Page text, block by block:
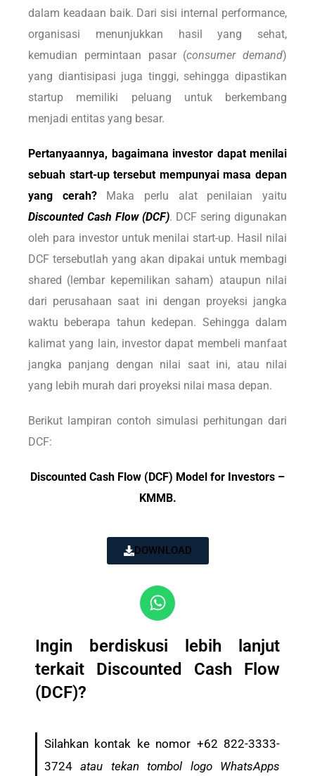
dalam keadaan baik. Dari sisi internal performance,
organisasi menunjukkan hasil yang sehat,
kemudian permintaan pasar (consumer demand)
yang diantisipasi juga tinggi, sehingga dipastikan
startup memiliki peluang untuk berkembang
menjadi entitas yang besar.
Pertanyaannya, bagaimana investor dapat menilai
sebuah start-up tersebut mempunyai masa depan
yang cerah?Maka perlu alat penilaian yaitu
Discounted Cash Flow (DCF). DCF sering digunakan
oleh para investor untuk menilai start-up. Hasil nilai
DCF tersebutlah yang akan dipakai untuk membagi
shared (lembar kepemilikan saham) ataupun nilai
dari perusahaan saat ini dengan proyeksi jangka
waktu beberapa tahun kedepan. Sehingga dalam
kalimat yang lain, investor dapat membeli manfaat
jangka panjang dengan nilai saat ini, atau nilai
yang lebih murah dari proyeksi nilai masa depan.
Berikut lampiran contoh simulasi perhitungan dari
DCF:
Discounted Cash Flow (DCF) Model for Investors –
KMMB.
DOWNLOAD
Ingin berdiskusi lebih lanjut
terkait Discounted Cash Flow
(DCF)?
Silahkan kontak ke nomor +62 822-3333-
3724 atau tekan tombol logo WhatsApps